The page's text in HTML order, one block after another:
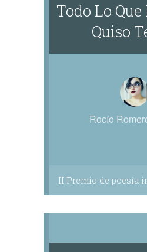
Todo Lo
Quiso
Rocío
II Premio de poesía